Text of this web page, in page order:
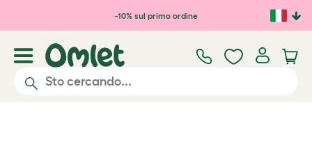
Passa al contenuto principale
-10% sul primo ordine